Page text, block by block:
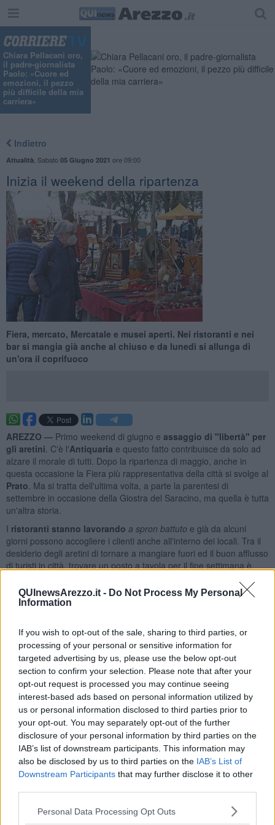
QUInewsArezzo.it - Do Not Process My Personal
Information
If you wish to opt-out of the sale, sharing to third parties, or
processing of your personal or sensitive information for
targeted advertising by us, please use the below opt-out
section to confirm your selection. Please note that after your
opt-out request is processed you may continue seeing
interest-based ads based on personal information utilized by
us or personal information disclosed to third parties prior to
your opt-out. You may separately opt-out of the further
disclosure of your personal information by third parties on the
IAB’s list of downstream participants. This information may
also be disclosed by us to third parties on the IAB’s List of
Downstream Participants that may further disclose it to other
Personal Data Processing Opt Outs
Chiara Pellacani oro,
il padre-giornalista
Paolo: «Cuore ed
emozioni, il pezzo
più difficile della mia
carriera»
Indietro
Attualità Sabato 05 Giugno 2021 ore 09:00
Inizia il weekend della ripartenza
Fiera, mercato, Mercatale e musei aperti. Nei ristoranti e nei
bar si mangia già anche al chiuso e da lunedì si allunga di
un'ora il coprifuoco
AREZZO — Primo weekend di giugno e assaggio di "libertà" per
gli aretini . C'è l'Antiquaria e questo fatto contribuisce da solo ad
alzare il morale di tutti. Dopo la ripartenza di maggio, anche in
questa occasione la Fiera più rappresentativa della città si svolge al
Prato . Ma si tratta dell'ultima volta, a parte la parentesi di
settembre in occasione della Giostra del Saracino, ma quella è tutta
un'altra storia.
I ristoranti stanno lavorando a spron battuto e già da alcuni
giorni possono accogliere i clienti anche all'interno dei locali. Tra il
desiderio degli aretini di tornare a mangiare fuori ed il buon afflusso
di turisti in città, trovare un posto a tavola per il fine settimana è
altra strutture ricettive sono tornate a sorridere. Il lungo ponte del 2
giugno ha accentuato
ed il centro cittadino è
della città sono tornate ad essere luogo prediletto di visitatori.
Oggi poi ci sarà un'ulterioresprint in avanticon la Fiera Antiquaria
che porta dietro di sé una lunga scia di appassionati da ogni dove.
Ma non solo. Arezzo è città di storia, cultura e arte con una ricca
offerta museale.
Grazie al contributo della nostra collaboratriceIlaria Pugi
proponiamo luoghi e orari per le visite su prenotazione:
Ciclo pittorico di Piero della Francescain San Francesco.
Aperto sabato in orario 9-18 (la biglietteria chiude 30' prima).
Museo di Casa Vasari: sabato 14-19,30 e domenica 9-13,30 (la